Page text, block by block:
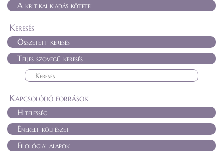
A kritikai kiadás kötetei
Keresés
Összetett keresés
Teljes szövegű keresés
Kapcsolódó források
Hitelesség
Énekelt költészet
Filológiai alapok